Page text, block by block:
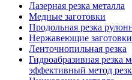
Лазерная резка металла
Медные заготовки
Продольная резка
Нержавеющие заготовки
Ленточнопильная резка
Гидроабразивная резка
эффективный метод